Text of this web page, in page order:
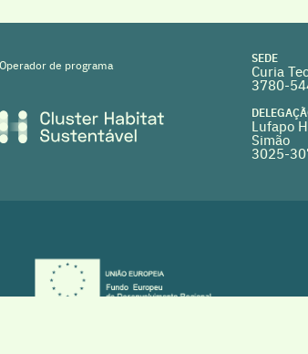
Operador de programa SEDE
Curia
3780-
Lufapo
Simão
3025-